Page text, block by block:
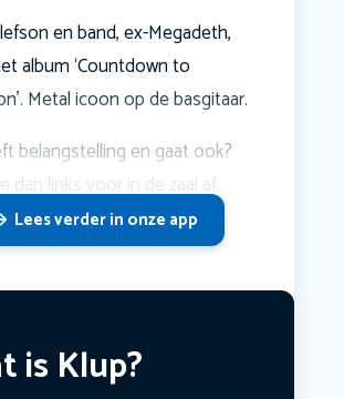
en band, ex-Megadeth,
album ‘Countdown to
Metal icoon op de basgitaar.
belangstelling en gaat ook?
dan links voor in de zaal af
Lees verder in onze app
is Klup?